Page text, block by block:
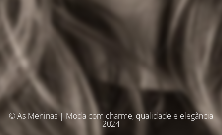
© As Meninas | Moda com charme, qualidade e elegância
2024